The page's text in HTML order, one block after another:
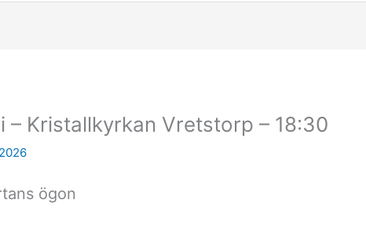
– Kristallkyrkan Vretstorp – 18:30
ögon